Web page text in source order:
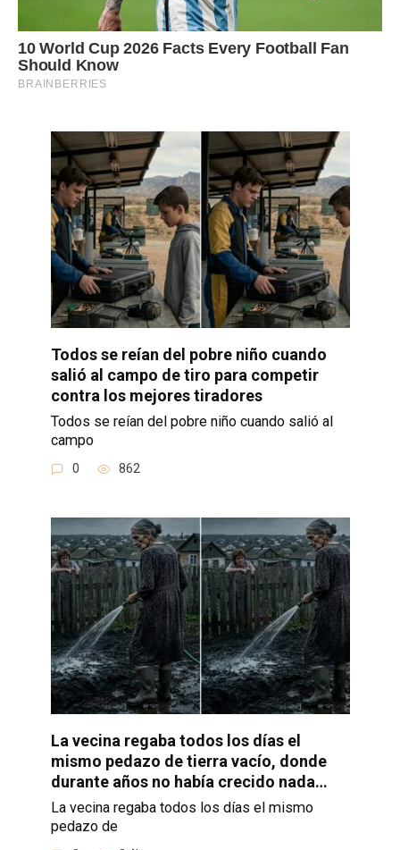
Todos se reían del pobre niño cuando
salió al campo de tiro para competir
contra los mejores tiradores
Todos se reían del pobre niño cuando salió al
campo
0 862
La vecina regaba todos los días el
mismo pedazo de tierra vacío, donde
durante años no había crecido nada…
La vecina regaba todos los días el mismo
pedazo de